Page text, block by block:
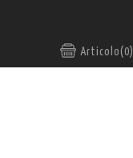
Articolo(0)